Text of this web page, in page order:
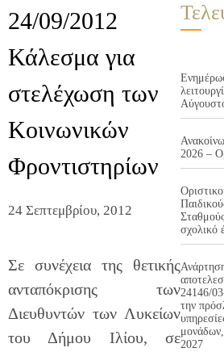
24/09/2012
Κάλεσμα για
στελέχωση των
Κοινωνικών
Φροντιστηρίων
24 Σεπτεμβρίου, 2012
Σε συνέχεια της θετικής
ανταπόκρισης των
Διευθυντών των Λυκείων
του Δήμου Ιλίου, σε
2026 –
σχολικό
24146/
την
2027